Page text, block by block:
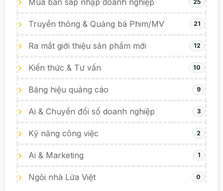
Mua bán sáp nhập doanh nghiệp 25
Truyền thông & Quảng bá Phim/MV 21
Ra mắt giới thiệu sản phẩm mới 12
Kiến thức & Tư vấn 10
Bảng hiệu quảng cáo 9
Ai & Chuyển đổi số doanh nghiệp 3
Kỹ năng công việc 2
Ai & Marketing 1
Ngôi nhà Lửa Việt 0